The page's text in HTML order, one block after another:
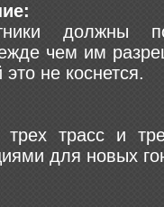
должны
чем им
не коснется.
трех трасс и
для новых